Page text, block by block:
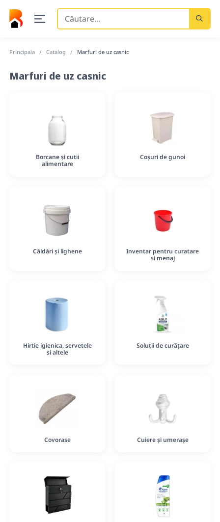
Căutare
Principala Catalog Marfuri de uz casnic
Marfuri de uz casnic
Borcane și cutii
alimentare
Coșuri de gunoi
Căldări și lighene
Inventar pentru curatare
si menaj
Hirtie igienica, servetele
si altele
Soluții de curățare
Covorase Cuiere și umerașe